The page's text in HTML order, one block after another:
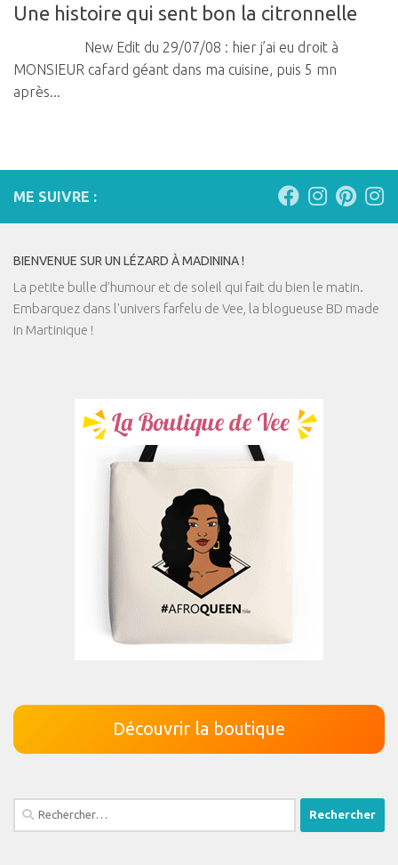
Une histoire qui sent bon la citronnelle
New Edit du 29/07/08 : hier j’ai eu droit à
MONSIEUR cafard géant dans ma cuisine, puis 5 mn
après...
ME SUIVRE :
BIENVENUE SUR UN LÉZARD À MADININA !
La petite bulle d’humour et de soleil qui fait du bien le matin.
Embarquez dans l'univers farfelu de Vee, la blogueuse BD made
in Martinique !
Découvrir la boutique
Rechercher :